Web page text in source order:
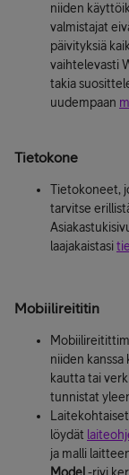
niiden
valmistajat
päivityksiä
vaihtelevasti
takia
uudempaan
Tietokone
Tietokoneet,
tarvitse
laajakaistasi
Mobiilireititin
niiden
kautta tai
tunnistat
löydät
ja malli